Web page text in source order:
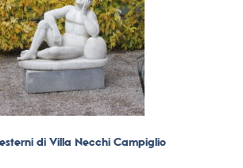
di Villa Necchi Campiglio